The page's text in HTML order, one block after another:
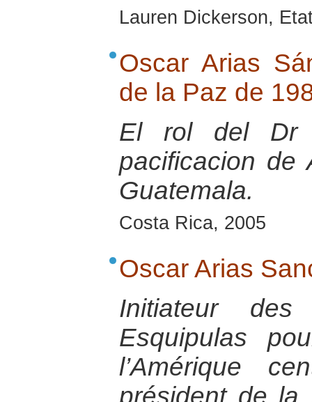
Lauren Dickerson,
Oscar Arias
de la Paz de
El rol del Dr
pacificacion de
Guatemala.
Costa Rica, 2005
Oscar Arias
Initiateur
Esquipulas
l’Amérique
président de la